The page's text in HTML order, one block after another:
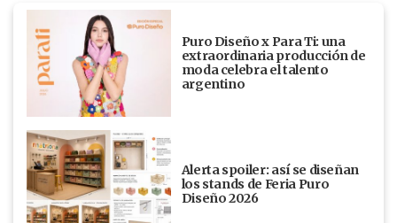
Puro Diseño x Para Ti: una
extraordinaria producción de
moda celebra el talento
argentino
Alerta spoiler: así se diseñan
los stands de Feria Puro
Diseño 2026